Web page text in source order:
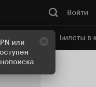
или
Войти
Билеты в